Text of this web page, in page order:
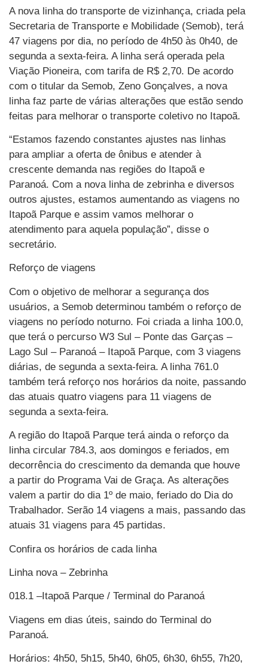
A nova linha do transporte de vizinhança, criada pela
Secretaria de Transporte e Mobilidade (Semob), terá
47 viagens por dia, no período de 4h50 às 0h40, de
segunda a sexta-feira. A linha será operada pela
Viação Pioneira, com tarifa de R$ 2,70. De acordo
com o titular da Semob, Zeno Gonçalves, a nova
linha faz parte de várias alterações que estão sendo
feitas para melhorar o transporte coletivo no Itapoã.
“Estamos fazendo constantes ajustes nas linhas
para ampliar a oferta de ônibus e atender à
crescente demanda nas regiões do Itapoã e
Paranoá. Com a nova linha de zebrinha e diversos
outros ajustes, estamos aumentando as viagens no
Itapoã Parque e assim vamos melhorar o
atendimento para aquela população”, disse o
secretário.
Reforço de viagens
Com o objetivo de melhorar a segurança dos
usuários, a Semob determinou também o reforço de
viagens no período noturno. Foi criada a linha 100.0,
que terá o percurso W3 Sul – Ponte das Garças –
Lago Sul – Paranoá – Itapoã Parque, com 3 viagens
diárias, de segunda a sexta-feira. A linha 761.0
também terá reforço nos horários da noite, passando
das atuais quatro viagens para 11 viagens de
segunda a sexta-feira.
A região do Itapoã Parque terá ainda o reforço da
linha circular 784.3, aos domingos e feriados, em
decorrência do crescimento da demanda que houve
a partir do Programa Vai de Graça. As alterações
valem a partir do dia 1º de maio, feriado do Dia do
Trabalhador. Serão 14 viagens a mais, passando das
atuais 31 viagens para 45 partidas.
Confira os horários de cada linha
Linha nova – Zebrinha
018.1 –Itapoã Parque / Terminal do Paranoá
Viagens em dias úteis, saindo do Terminal do
Paranoá.
Horários: 4h50, 5h15, 5h40, 6h05, 6h30, 6h55, 7h20,